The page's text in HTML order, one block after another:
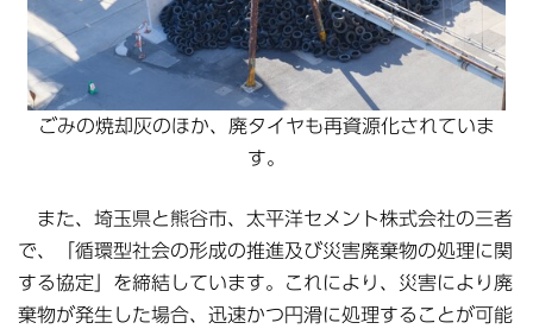
ごみの焼却灰のほか、廃タイヤも再資源化されていま
す。
また、埼玉県と熊谷市、太平洋セメント株式会社の三者
で、「循環型社会の形成の推進及び災害廃棄物の処理に関
する協定」を締結しています。これにより、災害により廃
棄物が発生した場合、迅速かつ円滑に処理することが可能